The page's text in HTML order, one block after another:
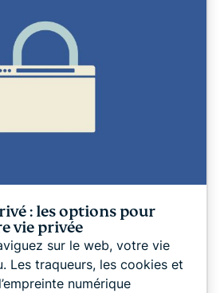
: les options pour
vie privée
sur le web, votre vie
Les traqueurs, les cookies et
numérique